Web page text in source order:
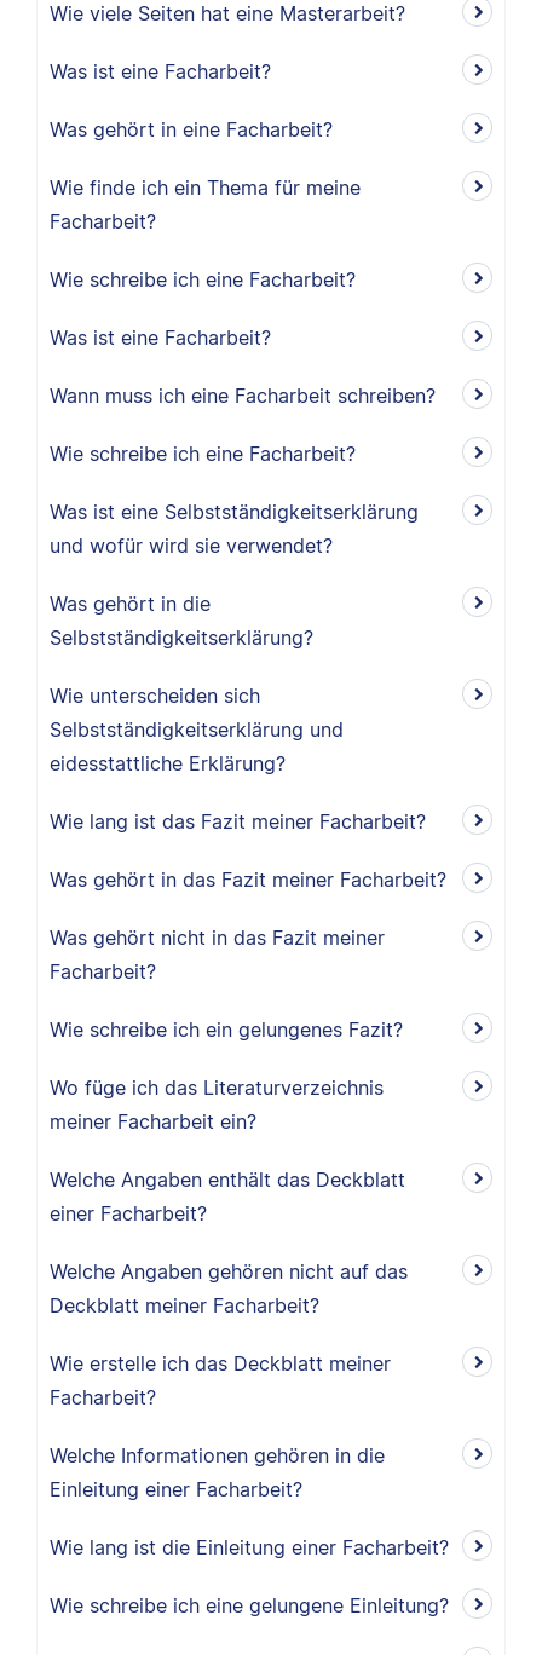
Wie viele Seiten hat eine Masterarbeit?
Was ist eine Facharbeit?
Was gehört in eine Facharbeit?
Wie finde ich ein Thema für meine
Facharbeit?
Wie schreibe ich eine Facharbeit?
Was ist eine Facharbeit?
Wann muss ich eine Facharbeit schreiben?
Wie schreibe ich eine Facharbeit?
Was ist eine Selbstständigkeitserklärung
und wofür wird sie verwendet?
Was gehört in die
Selbstständigkeitserklärung?
Wie unterscheiden sich
Selbstständigkeitserklärung und
eidesstattliche Erklärung?
Wie lang ist das Fazit meiner Facharbeit?
Was gehört in das Fazit meiner Facharbeit?
Was gehört nicht in das Fazit meiner
Facharbeit?
Wie schreibe ich ein gelungenes Fazit?
Wo füge ich das Literaturverzeichnis
meiner Facharbeit ein?
Welche Angaben enthält das Deckblatt
einer Facharbeit?
Welche Angaben gehören nicht auf das
Deckblatt meiner Facharbeit?
Wie erstelle ich das Deckblatt meiner
Facharbeit?
Welche Informationen gehören in die
Einleitung einer Facharbeit?
Wie lang ist die Einleitung einer Facharbeit?
Wie schreibe ich eine gelungene Einleitung?